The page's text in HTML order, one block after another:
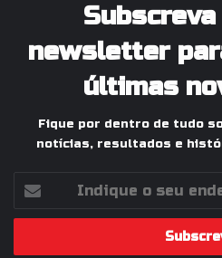
newsletter
últimas
Fique por dentro de tudo
notícias, resultados e
seu